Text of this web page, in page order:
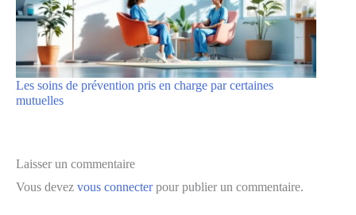
Les soins de prévention pris en charge par certaines
mutuelles
Laisser un commentaire
Vous devez vous connecterpour publier un commentaire.